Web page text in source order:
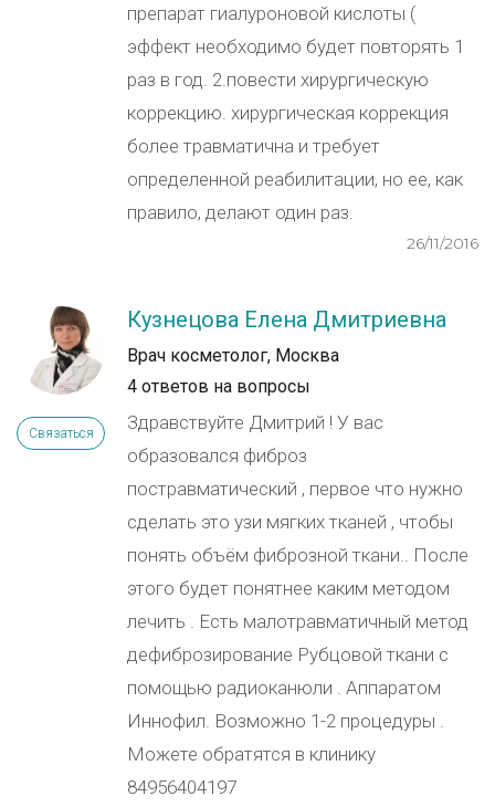
препарат гиалуроновой кислоты (
эффект необходимо будет повторять 1
раз в год. 2.повести хирургическую
коррекцию. хирургическая коррекция
более травматична и требует
определенной реабилитации, но ее, как
правило, делают один раз.
26/11/2016
Связаться
Кузнецова Елена Дмитриевна
Врач косметолог, Москва
4 ответов на вопросы
Здравствуйте Дмитрий ! У вас
образовался фиброз
постравматический , первое что нужно
сделать это узи мягких тканей , чтобы
понять объём фиброзной ткани.. После
этого будет понятнее каким методом
лечить . Есть малотравматичный метод
дефиброзирование Рубцовой ткани с
помощью радиоканюли . Аппаратом
Иннофил. Возможно 1-2 процедуры .
Можете обратятся в клинику
84956404197